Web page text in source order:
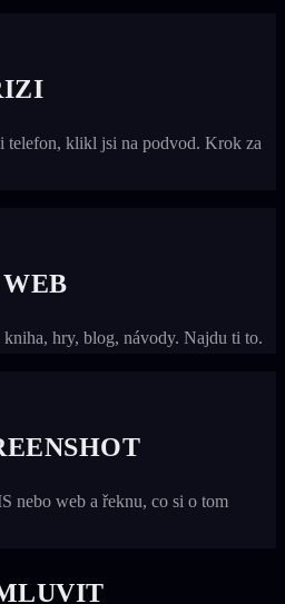
telefon, klikl jsi na podvod. Krok za
hry, blog, návody. Najdu ti to.
nebo web a řeknu, co si o tom